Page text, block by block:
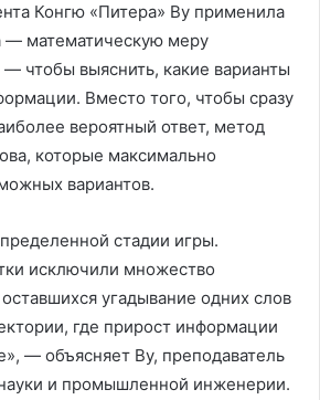
Конгю «Питера» Ву применила
математическую меру
чтобы выяснить, какие варианты
Вместо того, чтобы сразу
вероятный ответ, метод
которые максимально
вариантов.
стадии игры.
исключили множество
угадывание одних слов
где прирост информации
— объясняет Ву, преподаватель
и промышленной инженерии.